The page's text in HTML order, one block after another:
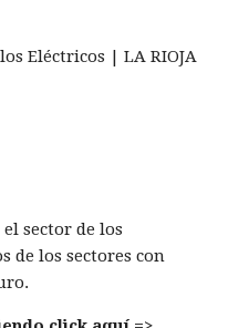
Eléctricos | LA RIOJA
sector de los
de los sectores con